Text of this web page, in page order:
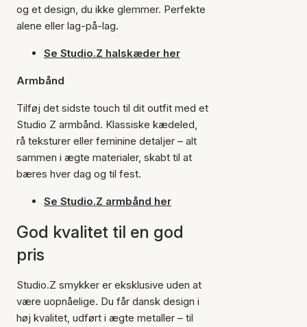
og et design, du ikke glemmer. Perfekte
alene eller lag-på-lag.
Se Studio.Z halskæder her
Armbånd
Tilføj det sidste touch til dit outfit med et
Studio Z armbånd. Klassiske kædeled,
rå teksturer eller feminine detaljer – alt
sammen i ægte materialer, skabt til at
bæres hver dag og til fest.
Se Studio.Z armbånd her
God kvalitet til en god
pris
Studio.Z smykker er eksklusive uden at
være uopnåelige. Du får dansk design i
høj kvalitet, udført i ægte metaller – til